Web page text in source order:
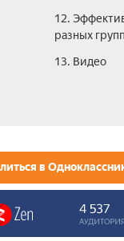
12.
разных групп
13. Видео
в